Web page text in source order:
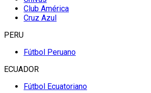
Club América
Cruz Azul
PERU
Fútbol Peruano
ECUADOR
Fútbol Ecuatoriano